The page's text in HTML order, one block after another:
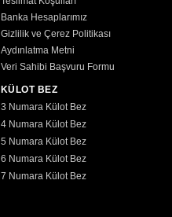
Banka Hesaplarımız
Gizlilik ve Çerez Politikası
Aydınlatma Metni
Veri Sahibi Başvuru Formu
KÜLOT BEZ
3 Numara Külot Bez
4 Numara Külot Bez
5 Numara Külot Bez
6 Numara Külot Bez
7 Numara Külot Bez